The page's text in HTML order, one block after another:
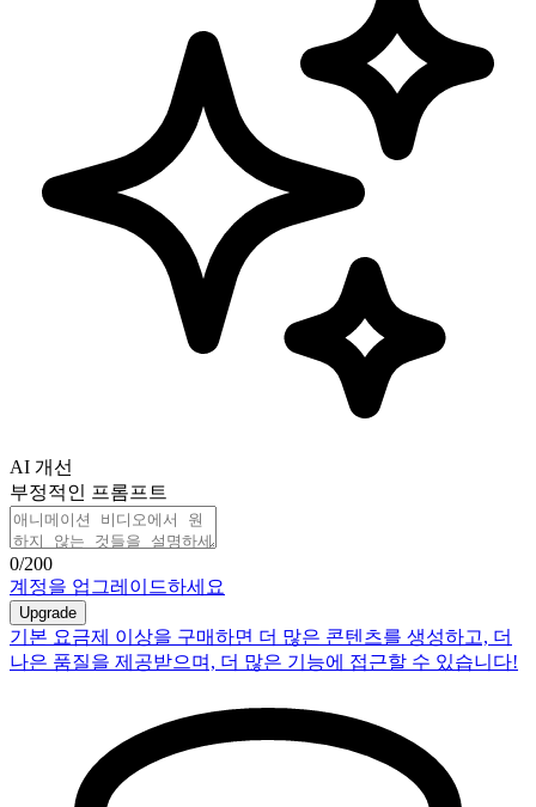
AI 개선
부정적인 프롬프트
0/200
계정을 업그레이드하세요
Upgrade
기본 요금제 이상을 구매하면 더 많은 콘텐츠를 생성하고, 더
나은 품질을 제공받으며, 더 많은 기능에 접근할 수 있습니다!